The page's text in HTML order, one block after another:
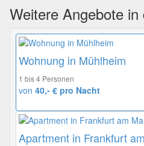
Weitere Angebote
Wohnung in Mühlheim
1 bis 4 Personen
von 40,- € pro Nacht
Apartment in Frankfurt